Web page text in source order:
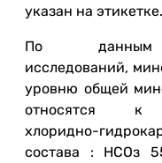
указан на этикетке.
По данным
исследований,
уровню общей
относятся к
хлоридно-
состава : НСОз